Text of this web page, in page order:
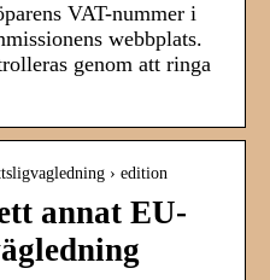
VAT-nummer i
webbplats.
genom att ringa
› edition
annat EU-